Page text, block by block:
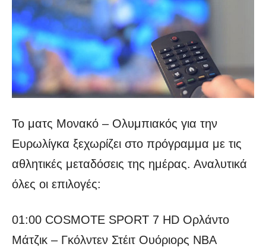
Το ματς Μονακό – Ολυμπιακός για την
Ευρωλίγκα ξεχωρίζει στο πρόγραμμα με τις
αθλητικές μεταδόσεις της ημέρας. Αναλυτικά
όλες οι επιλογές:
01:00 COSMOTE SPORT 7 HD Ορλάντο
Μάτζικ – Γκόλντεν Στέιτ Ουόριορς NBA